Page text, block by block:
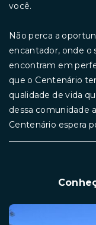
você.
Não perca a
encantador, onde o
encontram em
que o Centenário
qualidade de vida
dessa comunidade
Centenário espera